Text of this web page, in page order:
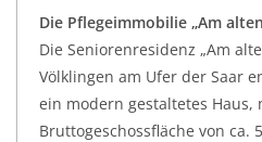
Die Pflegeimmobilie „Am
Die Seniorenresidenz „Am
Völklingen am Ufer der Saar
ein modern gestaltetes Haus,
Bruttogeschossfläche von ca.